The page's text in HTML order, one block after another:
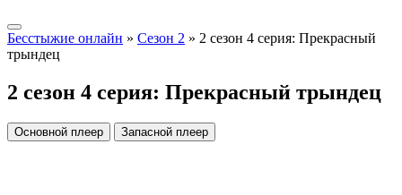
Бесстыжие онлайн » Сезон 2 » 2 сезон 4 серия: Прекрасный
трындец
2 сезон 4 серия: Прекрасный трындец
Основной плеер Запасной плеер